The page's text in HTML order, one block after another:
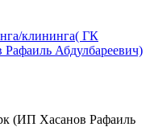
клининга( ГК
Абдулбареевич)
(ИП Хасанов Рафаиль